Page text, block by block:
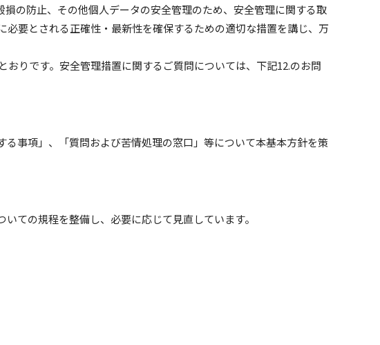
の防止、その他個人データの安全管理のため、安全管理に関する取
要とされる正確性・最新性を確保するための適切な措置を講じ、万
りです。安全管理措置に関するご質問については、下記12.のお問
事項」、「質問および苦情処理の窓口」等について本基本方針を策
ての規程を整備し、必要に応じて見直しています。